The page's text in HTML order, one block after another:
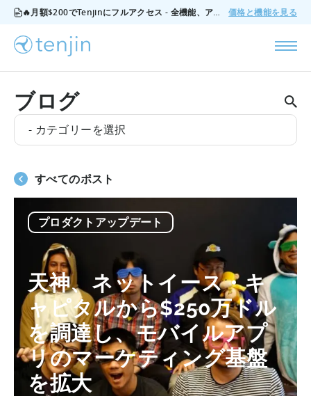
🔥月額$200でTenjinにフルアクセス - 全機能、アドオンなし、いつでもキャンセル可能。 価格と機能を見る
ブログ
- カテゴリーを選択
すべてのポスト
プロダクトアップデート
天神、ネットイース・キ
ャピタルから$250万ドル
を調達し、モバイルアプ
リのマーケティング基盤
を拡大